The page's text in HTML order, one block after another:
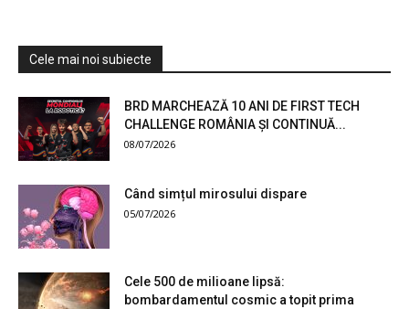
Cele mai noi subiecte
BRD MARCHEAZĂ 10 ANI DE FIRST TECH
CHALLENGE ROMÂNIA ȘI CONTINUĂ...
08/07/2026
Când simțul mirosului dispare
05/07/2026
Cele 500 de milioane lipsă:
bombardamentul cosmic a topit prima